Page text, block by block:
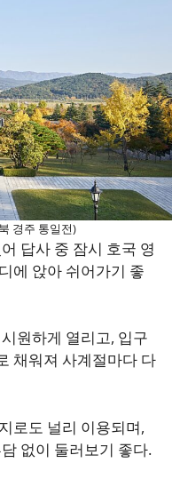
경주 통일전)
답사 중 잠시 호국 영
에 앉아 쉬어가기 좋
원하게 열리고, 입구
채워져 사계절마다 다
로도 널리 이용되며,
없이 둘러보기 좋다.